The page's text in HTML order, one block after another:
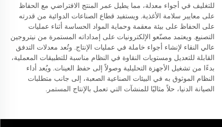
للتغليف في أجواء معدلة، مما يطيل عمر المنتج الافتراضي مع الحفاظ
على معايير سلامة الأغذية. ويستفيد قطاع الصناعات الدوائية من قدرته
على الحفاظ على بيئة معقمة وحماية المواد الحساسة أثناء عمليات
التصنيع. ويعتمد مصنّعو الإلكترونيات على إمداداته المستمرة من نيتروجين
عالي النقاء لإنشاء أجواء خاملة في عمليات الإنتاج. وتُعد معدلات التدفق
القابلة للتعديل ومستويات النقاوة في النظام مناسبة للتطبيقات المعملية،
بدءًا من تشغيل الأجهزة التحليلية وصولاً إلى حفظ العينات. ويُعد أداء
النظام الموثوق به في البيئات الصناعية الصعبة، إلى جانب متطلبات
الصيانة الدنيا، حلاً مثاليًا للمنشآت التي تعمل بالإنتاج المستمر.